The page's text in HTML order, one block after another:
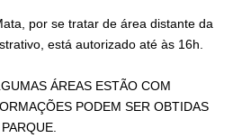
por se tratar de área distante da
está autorizado até às 16h.
ÁREAS ESTÃO COM
PODEM SER OBTIDAS